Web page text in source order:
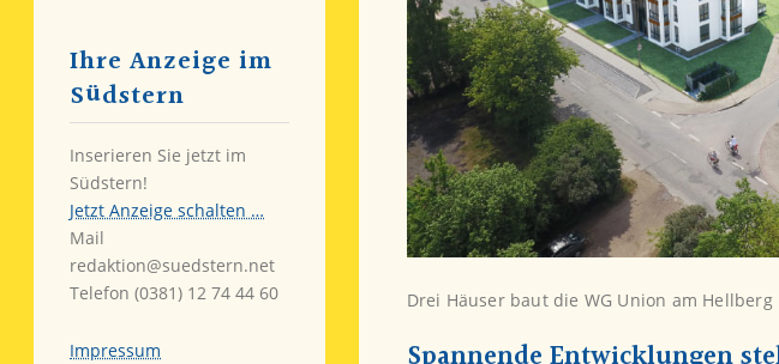
Ihre Anzeige im
Südstern
Inserieren Sie jetzt im
Südstern!
Jetzt Anzeige schalten …
Mail
redaktion@suedstern.net
Telefon (0381) 12 74 44 60
Impressum
Drei Häuser baut die WG Union am